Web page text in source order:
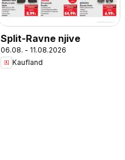
Split-Ravne njive
06.08. - 11.08.2026
Kaufland